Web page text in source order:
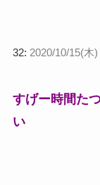
32: 2020/10/15(木
すげー時間た
い